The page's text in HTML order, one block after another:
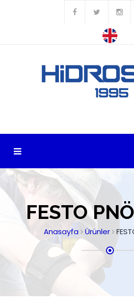
FESTO
Anasayfa Ürünler